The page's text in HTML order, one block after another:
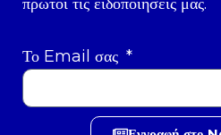
Το Email σας